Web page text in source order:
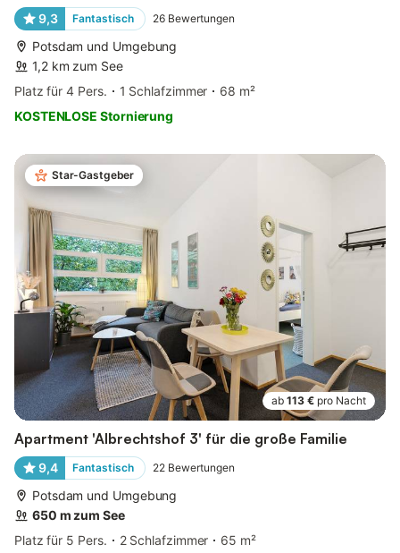
9,3 Fantastisch 26 Bewertungen
Potsdam und Umgebung
1,2 km zum See
Platz für 4 Pers.
1 Schlafzimmer
68 m²
KOSTENLOSE Stornierung
Star-Gastgeber
ab 113 € pro Nacht
Apartment 'Albrechtshof 3' für die große Familie
9,4 Fantastisch 22 Bewertungen
Potsdam und Umgebung
650 m zum See
Platz für 5 Pers.
2 Schlafzimmer
65 m²